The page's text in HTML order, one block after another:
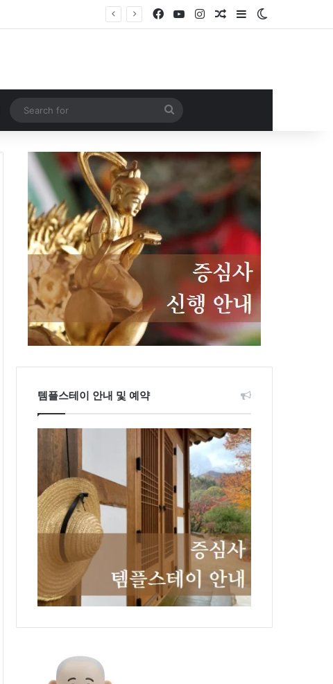
Facebook
YouTubeInstagramRandom Article
Sidebar
for
템플스테이 안내 및 예약